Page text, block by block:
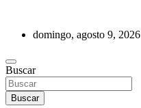
contenidodomingo, agosto 9, 2026
REVISTA DE PRENSA
Buscar
Buscar